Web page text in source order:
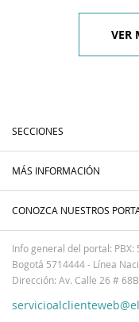
VER
SECCIONES
MÁS INFORMACIÓN
CONOZCA NUESTROS
Info general del portal: PBX:
Bogotá 5714444 - Línea
Dirección: Av. Calle 26 #